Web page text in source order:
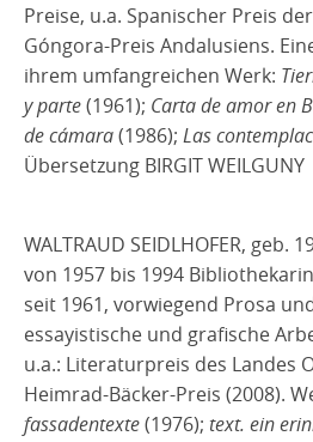
Preise, u.a. Spanischer Preis
Góngora-Preis Andalusiens.
ihrem umfangreichen Werk:
y parte(1961); Carta de amor en
de cámara(1986); Las
Übersetzung BIRGIT WEILGUNY
WALTRAUD SEIDLHOFER, geb.
von 1957 bis 1994
seit 1961, vorwiegend Prosa
essayistische und grafische
u.a.: Literaturpreis des Landes
Heimrad-Bäcker-Preis (2008).
fassadentexte(1976); text. ein